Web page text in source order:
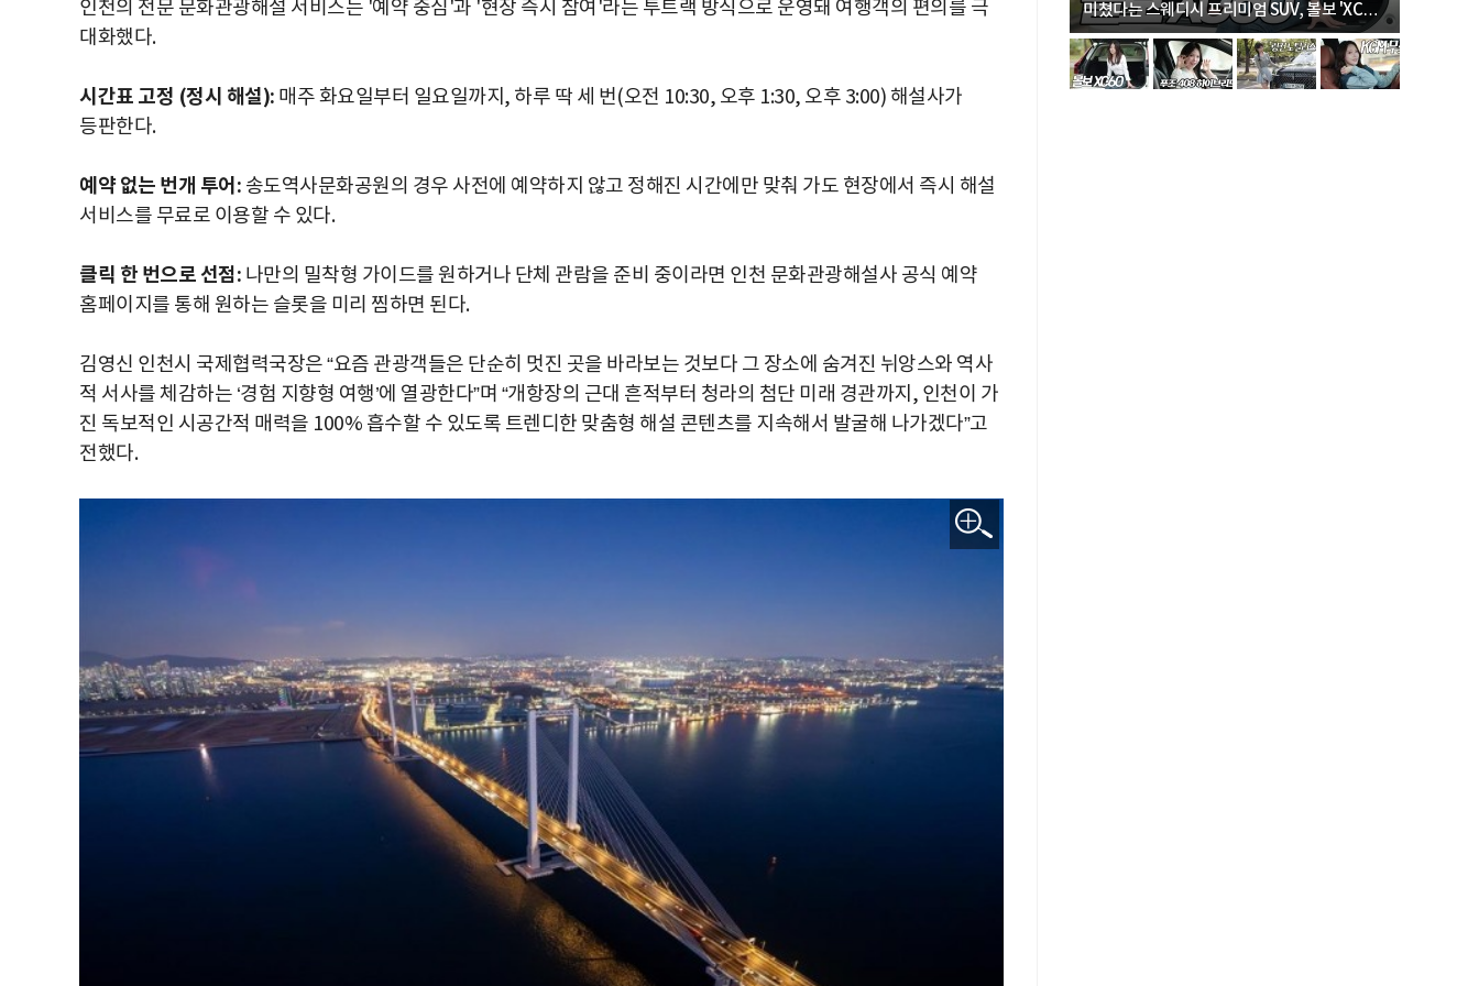
인천의 전문 문화관광해설 서비스는 '예약 중심'과 '현장 즉시 참여'라는 투트랙 방식으로 운영돼 여행객의 편의를 극
대화했다.
시간표 고정 (정시 해설): 매주 화요일부터 일요일까지, 하루 딱 세 번(오전 10:30, 오후 1:30, 오후 3:00) 해설사가
등판한다.
예약 없는 번개 투어: 송도역사문화공원의 경우 사전에 예약하지 않고 정해진 시간에만 맞춰 가도 현장에서 즉시 해설
서비스를 무료로 이용할 수 있다.
클릭 한 번으로 선점: 나만의 밀착형 가이드를 원하거나 단체 관람을 준비 중이라면 인천 문화관광해설사 공식 예약
홈페이지를 통해 원하는 슬롯을 미리 찜하면 된다.
김영신 인천시 국제협력국장은 “요즘 관광객들은 단순히 멋진 곳을 바라보는 것보다 그 장소에 숨겨진 뉘앙스와 역사
적 서사를 체감하는 ‘경험 지향형 여행’에 열광한다”며 “개항장의 근대 흔적부터 청라의 첨단 미래 경관까지, 인천이 가
진 독보적인 시공간적 매력을 100% 흡수할 수 있도록 트렌디한 맞춤형 해설 콘텐츠를 지속해서 발굴해 나가겠다”고
전했다.
초보자도 반할 반전 매력”
미쳤다는 스웨디시 프리미엄 SUV, 볼보 'XC60
B5 울트라'